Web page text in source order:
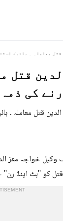
معاملہ ۔ بائیک
قتل
کی
خواجہ معز
کو ''ہٹ اینڈ